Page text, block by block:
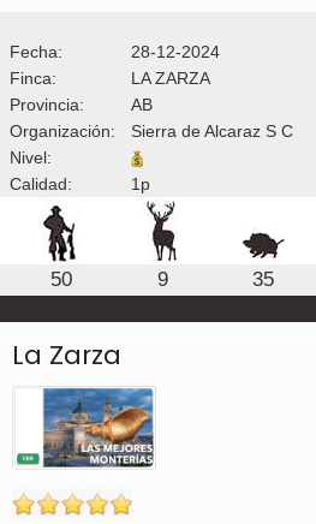
Fecha:
28-12-2024
Finca:
LA ZARZA
Provincia:
AB
Organización:
Sierra de Alcaraz S C
Nivel:
Calidad:
1p
50 9 35
La Zarza